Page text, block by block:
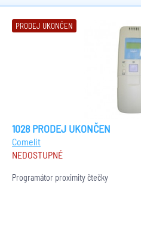
PRODEJ UKONČEN
1028 PRODEJ UKONČEN
Comelit
NEDOSTUPNÉ
Programátor proximity čtečky